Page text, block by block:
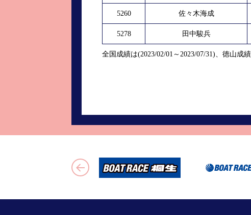
5260 佐々木海成
5278 田中駿兵
全国成績は(2023/02/01～2023/07/31)、徳山成